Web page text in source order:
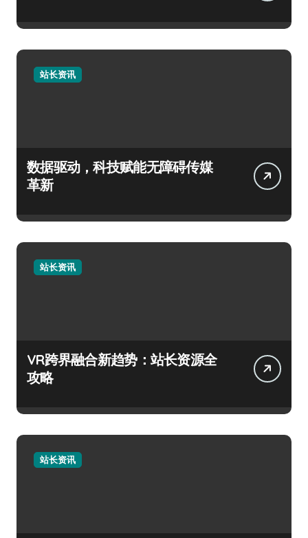
站长资讯
数据驱动，科技赋能无障碍传媒
革新
站长资讯
VR跨界融合新趋势：站长资源全
攻略
站长资讯